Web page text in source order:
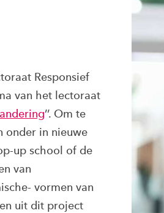
Responsief
van het lectoraat
’’. Om te
onder in nieuwe
up school of de
van
vormen van
uit dit project